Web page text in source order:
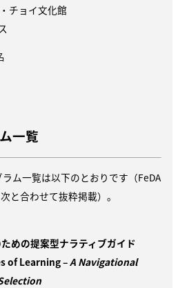
チョイ文化館
一覧
ラム一覧は以下のとおりです （FeDA
と合わせて抜粋掲載）。
めの提案型ナラティブガイド
of Learning –A Navigational